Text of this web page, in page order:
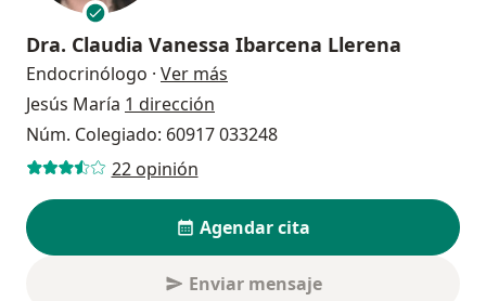
Dra. Claudia Vanessa Ibarcena Llerena
Endocrinólogo · Ver más
Jesús María 1 dirección
Núm. Colegiado: 60917 033248
22 opinión
Agendar cita
Enviar mensaje